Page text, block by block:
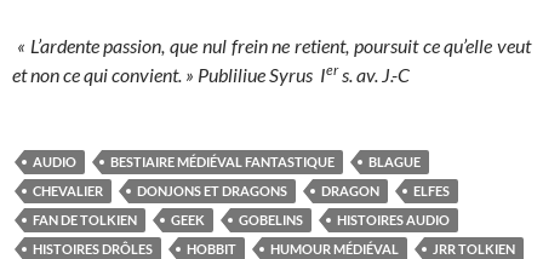
« L’ardente passion, que nul frein ne retient, poursuit ce qu’elle veut
et non ce qui convient. » Publiliue Syrus Iers. av. J.-C
AUDIO BESTIAIRE MÉDIÉVAL FANTASTIQUE
BLAGUE
CHEVALIER
DONJONS ET DRAGONS DRAGON
ELFES
FAN DE TOLKIEN
GEEK GOBELINS
HISTOIRES AUDIO
HISTOIRES DRÔLES
HOBBIT HUMOUR MÉDIÉVAL
JRR TOLKIEN